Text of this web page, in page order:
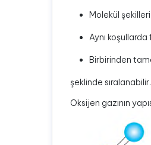
Molekül şekilleri
Aynı koşullarda
Birbirinden
şeklinde sıralanabilir.
Oksijen gazının